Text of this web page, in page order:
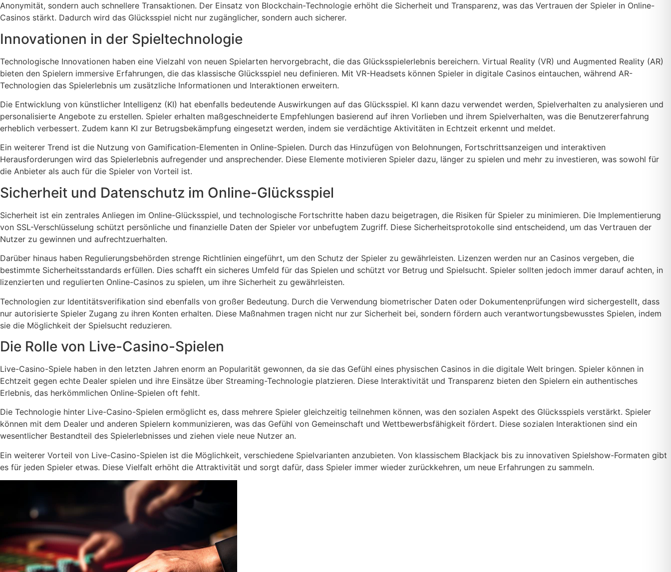
Anonymität, sondern auch schnellere Transaktionen. Der Einsatz von Blockchain-Technologie erhöht die Sicherheit und Transparenz, was das Vertrauen der Spieler in Online-
Casinos stärkt. Dadurch wird das Glücksspiel nicht nur zugänglicher, sondern auch sicherer.
Innovationen in der Spieltechnologie
Technologische Innovationen haben eine Vielzahl von neuen Spielarten hervorgebracht, die das Glücksspielerlebnis bereichern. Virtual Reality (VR) und Augmented Reality (AR)
bieten den Spielern immersive Erfahrungen, die das klassische Glücksspiel neu definieren. Mit VR-Headsets können Spieler in digitale Casinos eintauchen, während AR-
Technologien das Spielerlebnis um zusätzliche Informationen und Interaktionen erweitern.
Die Entwicklung von künstlicher Intelligenz (KI) hat ebenfalls bedeutende Auswirkungen auf das Glücksspiel. KI kann dazu verwendet werden, Spielverhalten zu analysieren und
personalisierte Angebote zu erstellen. Spieler erhalten maßgeschneiderte Empfehlungen basierend auf ihren Vorlieben und ihrem Spielverhalten, was die Benutzererfahrung
erheblich verbessert. Zudem kann KI zur Betrugsbekämpfung eingesetzt werden, indem sie verdächtige Aktivitäten in Echtzeit erkennt und meldet.
Ein weiterer Trend ist die Nutzung von Gamification-Elementen in Online-Spielen. Durch das Hinzufügen von Belohnungen, Fortschrittsanzeigen und interaktiven
Herausforderungen wird das Spielerlebnis aufregender und ansprechender. Diese Elemente motivieren Spieler dazu, länger zu spielen und mehr zu investieren, was sowohl für
die Anbieter als auch für die Spieler von Vorteil ist.
Sicherheit und Datenschutz im Online-Glücksspiel
Sicherheit ist ein zentrales Anliegen im Online-Glücksspiel, und technologische Fortschritte haben dazu beigetragen, die Risiken für Spieler zu minimieren. Die Implementierung
von SSL-Verschlüsselung schützt persönliche und finanzielle Daten der Spieler vor unbefugtem Zugriff. Diese Sicherheitsprotokolle sind entscheidend, um das Vertrauen der
Nutzer zu gewinnen und aufrechtzuerhalten.
Darüber hinaus haben Regulierungsbehörden strenge Richtlinien eingeführt, um den Schutz der Spieler zu gewährleisten. Lizenzen werden nur an Casinos vergeben, die
bestimmte Sicherheitsstandards erfüllen. Dies schafft ein sicheres Umfeld für das Spielen und schützt vor Betrug und Spielsucht. Spieler sollten jedoch immer darauf achten, in
lizenzierten und regulierten Online-Casinos zu spielen, um ihre Sicherheit zu gewährleisten.
Technologien zur Identitätsverifikation sind ebenfalls von großer Bedeutung. Durch die Verwendung biometrischer Daten oder Dokumentenprüfungen wird sichergestellt, dass
nur autorisierte Spieler Zugang zu ihren Konten erhalten. Diese Maßnahmen tragen nicht nur zur Sicherheit bei, sondern fördern auch verantwortungsbewusstes Spielen, indem
sie die Möglichkeit der Spielsucht reduzieren.
Die Rolle von Live-Casino-Spielen
Live-Casino-Spiele haben in den letzten Jahren enorm an Popularität gewonnen, da sie das Gefühl eines physischen Casinos in die digitale Welt bringen. Spieler können in
Echtzeit gegen echte Dealer spielen und ihre Einsätze über Streaming-Technologie platzieren. Diese Interaktivität und Transparenz bieten den Spielern ein authentisches
Erlebnis, das herkömmlichen Online-Spielen oft fehlt.
Die Technologie hinter Live-Casino-Spielen ermöglicht es, dass mehrere Spieler gleichzeitig teilnehmen können, was den sozialen Aspekt des Glücksspiels verstärkt. Spieler
können mit dem Dealer und anderen Spielern kommunizieren, was das Gefühl von Gemeinschaft und Wettbewerbsfähigkeit fördert. Diese sozialen Interaktionen sind ein
wesentlicher Bestandteil des Spielerlebnisses und ziehen viele neue Nutzer an.
Ein weiterer Vorteil von Live-Casino-Spielen ist die Möglichkeit, verschiedene Spielvarianten anzubieten. Von klassischem Blackjack bis zu innovativen Spielshow-Formaten gibt
es für jeden Spieler etwas. Diese Vielfalt erhöht die Attraktivität und sorgt dafür, dass Spieler immer wieder zurückkehren, um neue Erfahrungen zu sammeln.